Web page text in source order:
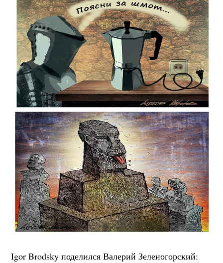
Igor Brodsky поделился Валерий Зеленогорский: